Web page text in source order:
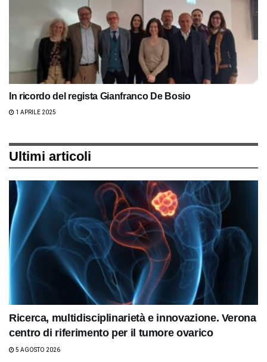
In ricordo del regista Gianfranco De Bosio
1 APRILE 2025
Ultimi articoli
Ricerca, multidisciplinarietà e innovazione. Verona
centro di riferimento per il tumore ovarico
5 AGOSTO 2026